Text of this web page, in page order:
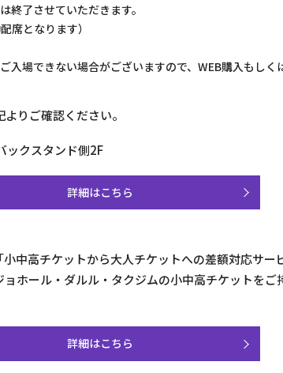
了させていただきます。
席となります）
入場できない場合がございますので、WEB購入もしく
りご確認ください。
ックスタンド側2F
詳細はこちら
中高チケットから大人チケットへの差額対応サー
ホール・ダルル・タクジムの小中高チケットをご
詳細はこちら